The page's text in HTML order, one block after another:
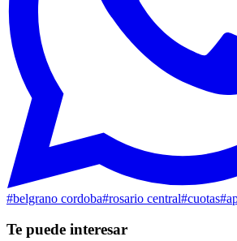
#belgrano cordoba#rosario central#cuotas#
Te puede interesar